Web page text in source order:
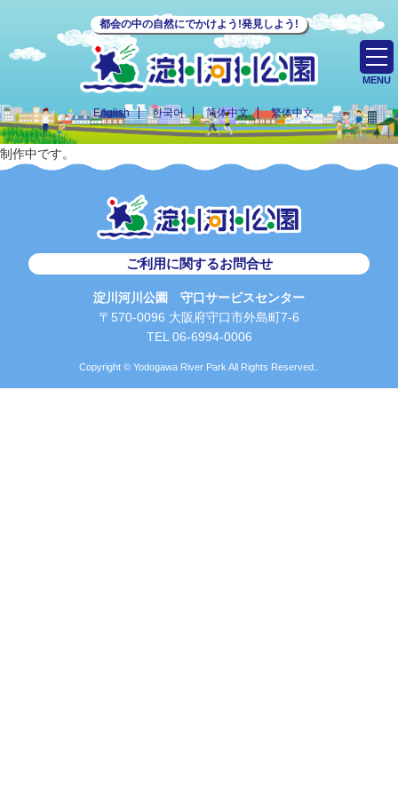
都会の中の自然にでかけよう!発見しよう!
English 한국어 简体中文 繁体中文
MENU
制作中です。
ご利用に関するお問合せ
淀川河川公園 守口サービスセンター
〒570-0096 大阪府守口市外島町7-6
TEL 06-6994-0006
Copyright © Yodogawa River Park All Rights Reserved..